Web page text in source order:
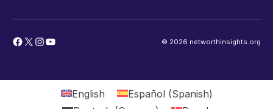
Facebook
X Instagram
YouTube © 2026 networthinsights.org
English Español(Spanish)